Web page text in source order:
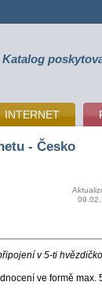
Katalog
INTERNET
- Česko
v 5-ti
ve formě max.